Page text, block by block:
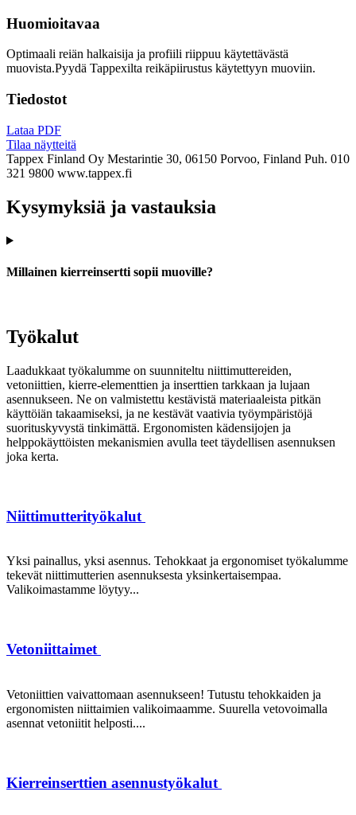
Huomioitavaa
Optimaali reiän halkaisija ja profiili riippuu käytettävästä
muovista.Pyydä Tappexilta reikäpiirustus käytettyyn muoviin.
Tiedostot
Lataa PDF
Tilaa näytteitä
Tappex Finland Oy Mestarintie 30, 06150 Porvoo, Finland Puh. 010
321 9800 www.tappex.fi
Kysymyksiä ja vastauksia
Millainen kierreinsertti sopii muoville?
Työkalut
Laadukkaat työkalumme on suunniteltu niittimuttereiden,
vetoniittien, kierre-elementtien ja inserttien tarkkaan ja lujaan
asennukseen. Ne on valmistettu kestävistä materiaaleista pitkän
käyttöiän takaamiseksi, ja ne kestävät vaativia työympäristöjä
suorituskyvystä tinkimättä. Ergonomisten kädensijojen ja
helppokäyttöisten mekanismien avulla teet täydellisen asennuksen
joka kerta.
Niittimutterityökalut
Yksi painallus, yksi asennus. Tehokkaat ja ergonomiset työkalumme
tekevät niittimutterien asennuksesta yksinkertaisempaa.
Valikoimastamme löytyy...
Vetoniittaimet
Vetoniittien vaivattomaan asennukseen! Tutustu tehokkaiden ja
ergonomisten niittaimien valikoimaamme. Suurella vetovoimalla
asennat vetoniitit helposti....
Kierreinserttien asennustyökalut